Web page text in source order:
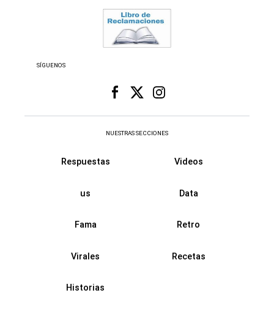
SÍGUENOS
NUESTRAS SECCIONES
Respuestas Videos
us Data
Fama Retro
Virales Recetas
Historias